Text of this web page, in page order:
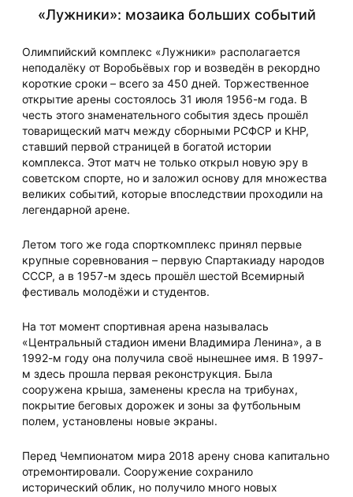
«Лужники»: мозаика больших событий
Олимпийский комплекс «Лужники» располагается
неподалёку от Воробьёвых гор и возведён в рекордно
короткие сроки – всего за 450 дней. Торжественное
открытие арены состоялось 31 июля 1956-м года. В
честь этого знаменательного события здесь прошёл
товарищеский матч между сборными РСФСР и КНР,
ставший первой страницей в богатой истории
комплекса. Этот матч не только открыл новую эру в
советском спорте, но и заложил основу для множества
великих событий, которые впоследствии проходили на
легендарной арене.
Летом того же года спорткомплекс принял первые
крупные соревнования – первую Спартакиаду народов
СССР, а в 1957-м здесь прошёл шестой Всемирный
фестиваль молодёжи и студентов.
На тот момент спортивная арена называлась
«Центральный стадион имени Владимира Ленина», а в
1992-м году она получила своё нынешнее имя. В 1997-
м здесь прошла первая реконструкция. Была
сооружена крыша, заменены кресла на трибунах,
покрытие беговых дорожек и зоны за футбольным
полем, установлены новые экраны.
Перед Чемпионатом мира 2018 арену снова капитально
отремонтировали. Сооружение сохранило
исторический облик, но получило много новых